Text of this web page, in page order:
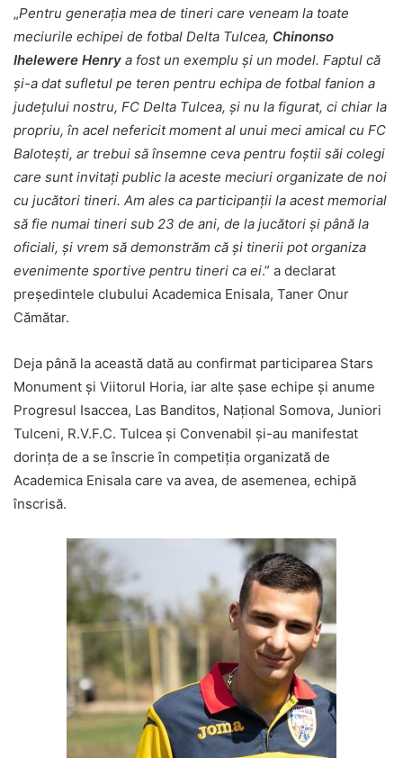
„Pentru generaţia mea de tineri care veneam la toate
meciurile echipei de fotbal Delta Tulcea, Chinonso
Ihelewere Henry a fost un exemplu şi un model. Faptul că
şi-a dat sufletul pe teren pentru echipa de fotbal fanion a
judeţului nostru, FC Delta Tulcea, şi nu la figurat, ci chiar la
propriu, în acel nefericit moment al unui meci amical cu FC
Baloteşti, ar trebui să însemne ceva pentru foştii săi colegi
care sunt invitaţi public la aceste meciuri organizate de noi
cu jucători tineri. Am ales ca participanţii la acest memorial
să fie numai tineri sub 23 de ani, de la jucători şi până la
oficiali, şi vrem să demonstrăm că şi tinerii pot organiza
evenimente sportive pentru tineri ca ei.” a declarat
preşedintele clubului Academica Enisala, Taner Onur
Cămătar.
Deja până la această dată au confirmat participarea Stars
Monument şi Viitorul Horia, iar alte şase echipe şi anume
Progresul Isaccea, Las Banditos, Naţional Somova, Juniori
Tulceni, R.V.F.C. Tulcea şi Convenabil şi-au manifestat
dorinţa de a se înscrie în competiţia organizată de
Academica Enisala care va avea, de asemenea, echipă
înscrisă.